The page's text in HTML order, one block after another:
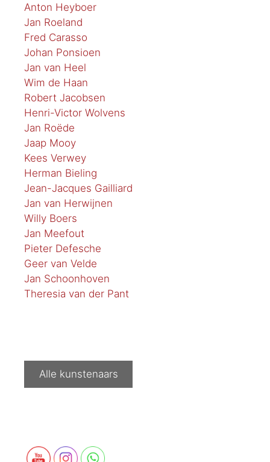
Anton Heyboer
Jan Roeland
Fred Carasso
Johan Ponsioen
Jan van Heel
Wim de Haan
Robert Jacobsen
Henri-Victor Wolvens
Jan Roëde
Jaap Mooy
Kees Verwey
Herman Bieling
Jean-Jacques Gailliard
Jan van Herwijnen
Willy Boers
Jan Meefout
Pieter Defesche
Geer van Velde
Jan Schoonhoven
Theresia van der Pant
Alle kunstenaars